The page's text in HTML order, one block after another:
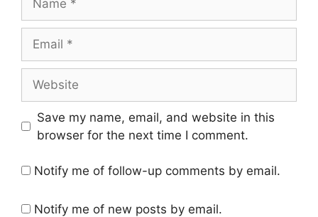
Save my name, email, and website in this
browser for the next time I comment.
Notify me of follow-up comments by email.
Notify me of new posts by email.